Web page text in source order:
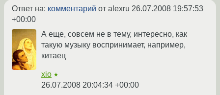
Ответ на: комментарий от alexru 26.07.2008 19:57:53
+00:00
А еще, совсем не в тему, интересно, как
такую музыку воспринимает, например,
китаец
xio ★
26.07.2008 20:04:34 +00:00